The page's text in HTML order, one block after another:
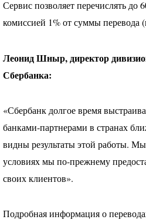
Сервис позволяет перечислять до
комиссией 1% от суммы перевода
Леонид Шныр, директор
Сбербанка:
«Сбербанк долгое время
банками-партнерами в странах
видны результаты этой работы.
условиях мы по-прежнему
своих клиентов».
Подробная информация о